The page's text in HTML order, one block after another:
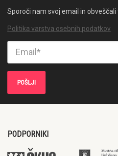
Sporoči nam svoj email in
Politika varstva osebnih podatkov
PODPORNIKI